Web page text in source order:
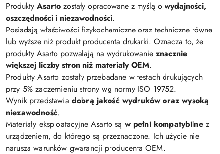
Produkty Asarto zostały opracowane z myślą o wydajności,
oszczędności i niezawodności.
Posiadają właściwości fizykochemiczne oraz techniczne równe
lub wyższe niż produkt producenta drukarki. Oznacza to, że
produkty Asarto pozwalają na wydrukowanie znacznie
większej liczby stron niż materiały OEM.
Produkty Asarto zostały przebadane w testach drukujących
przy 5% zaczernieniu strony wg normy ISO 19752.
Wynik przedstawia dobrą jakość wydruków oraz wysoką
niezawodność.
Materiały eksploatacyjne Asarto są w pełni kompatybilnez
urządzeniem, do którego są przeznaczone. Ich użycie nie
narusza warunków gwarancji producenta OEM.